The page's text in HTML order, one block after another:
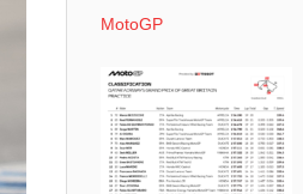
MotoGP